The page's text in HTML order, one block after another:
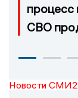
процесс
СВО
Новости СМИ2